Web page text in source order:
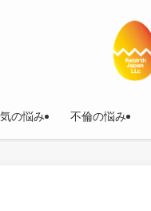
の悩み 不倫の悩み